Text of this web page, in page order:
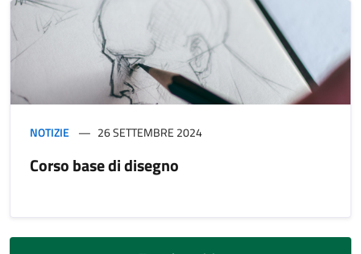
NOTIZIE 26 SETTEMBRE 2024
Corso base di disegno